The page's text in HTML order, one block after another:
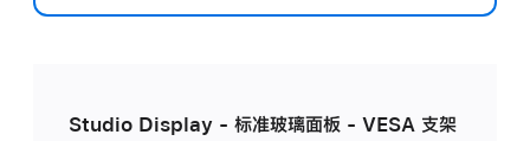
Studio Display - 标准玻璃面板 - VESA 支架